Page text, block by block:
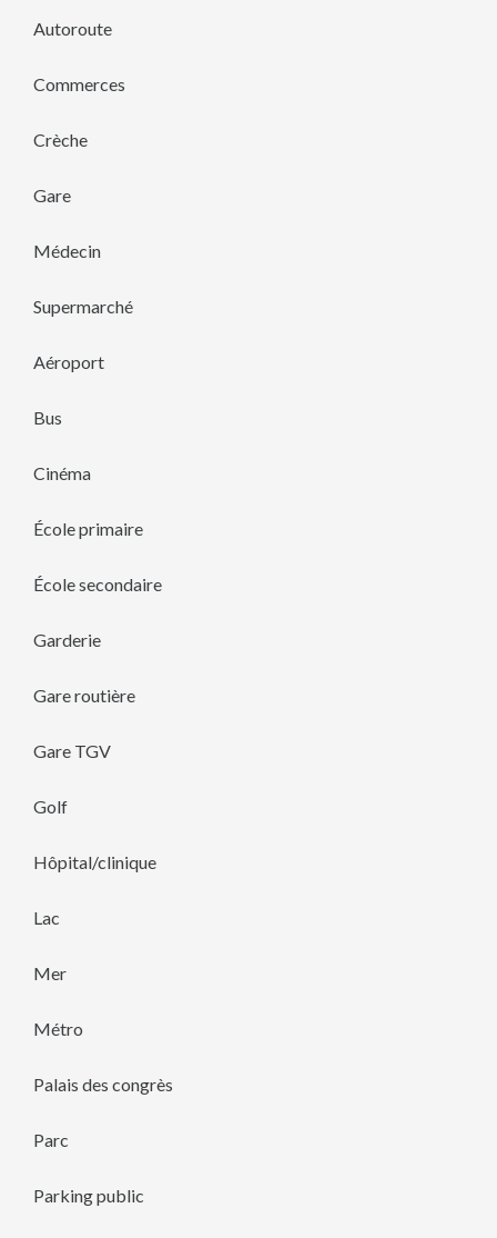
Autoroute
Commerces
Crèche
Gare
Médecin
Supermarché
Aéroport
Bus
Cinéma
École primaire
École secondaire
Garderie
Gare routière
Gare TGV
Golf
Hôpital/clinique
Lac
Mer
Métro
Palais des congrès
Parc
Parking public